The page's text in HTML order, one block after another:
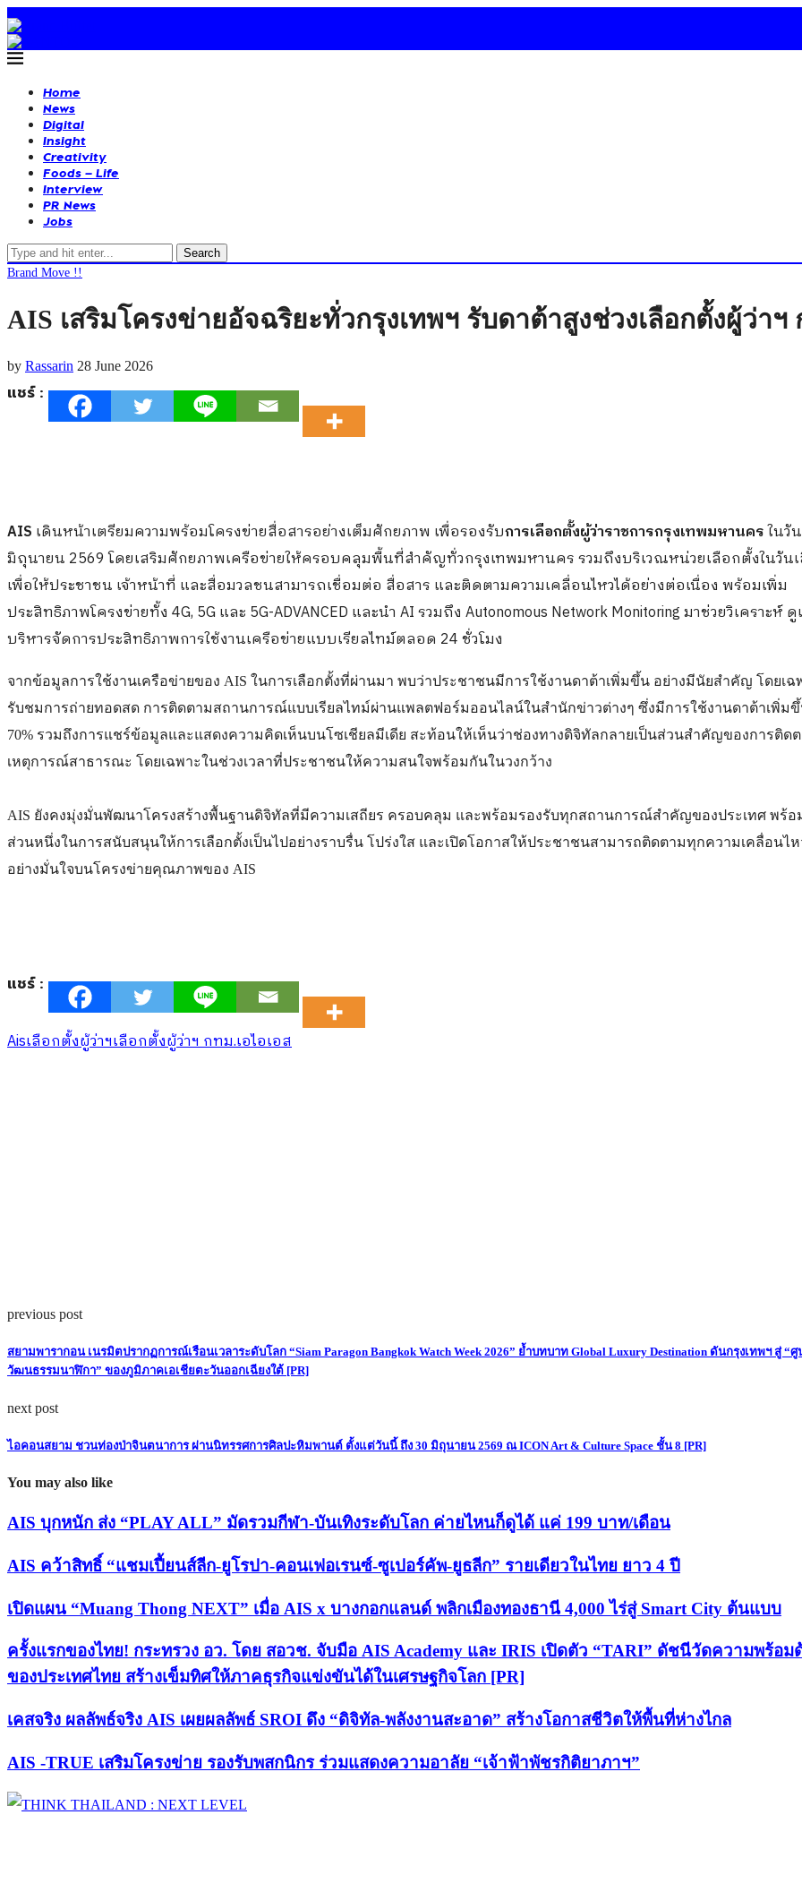
Home
News
Digital
Insight
Creativity
Foods – Life
Interview
PR News
Jobs
Search
Brand Move !!
AIS เสริมโครงข่ายอัจฉริยะทั่วกรุงเทพฯ รับดาต้าสูงช่วงเลือกตั้งผู้ว่าฯ
by Rassarin 28 June 2026
แชร์ :
AIS เดินหน้าเตรียมความพร้อมโครงข่ายสื่อสารอย่างเต็มศักยภาพ เพื่อรองรับการเลือกตั้งผู้ว่าราชการกรุงเทพมหานครในวั
มิถุนายน 2569 โดยเสริมศักยภาพเครือข่ายให้ครอบคลุมพื้นที่สำคัญทั่วกรุงเทพมหานคร รวมถึงบริเวณหน่วยเลือกตั้งในวัน
เพื่อให้ประชาชน เจ้าหน้าที่ และสื่อมวลชนสามารถเชื่อมต่อ สื่อสาร และติดตามความเคลื่อนไหวได้อย่างต่อเนื่อง พร้อมเพิ่ม
ประสิทธิภาพโครงข่ายทั้ง 4G, 5G และ 5G-ADVANCED และนำ AI รวมถึง Autonomous Network Monitoring มาช่วยวิเคราะห์
บริหารจัดการประสิทธิภาพการใช้งานเครือข่ายแบบเรียลไทม์ตลอด 24 ชั่วโมง
จากข้อมูลการใช้งานเครือข่ายของ AIS ในการเลือกตั้งที่ผ่านมา พบว่าประชาชนมีการใช้งานดาต้าเพิ่มขึ้น อย่างมีนัยสำคัญ โดยเฉ
รับชมการถ่ายทอดสด การติดตามสถานการณ์แบบเรียลไทม์ผ่านแพลตฟอร์มออนไลน์ในสำนักข่าวต่างๆ ซึ่งมีการใช้งานดาต้าเพิ่มขึ้
70% รวมถึงการแชร์ข้อมูลและแสดงความคิดเห็นบนโซเชียลมีเดีย สะท้อนให้เห็นว่าช่องทางดิจิทัลกลายเป็นส่วนสำคัญของการติด
เหตุการณ์สาธารณะ โดยเฉพาะในช่วงเวลาที่ประชาชนให้ความสนใจพร้อมกันในวงกว้าง
AIS ยังคงมุ่งมั่นพัฒนาโครงสร้างพื้นฐานดิจิทัลที่มีความเสถียร ครอบคลุม และพร้อมรองรับทุกสถานการณ์สำคัญของประเทศ พร้อ
ส่วนหนึ่งในการสนับสนุนให้การเลือกตั้งเป็นไปอย่างราบรื่น โปร่งใส และเปิดโอกาสให้ประชาชนสามารถติดตามทุกความเคลื่อนไห
อย่างมั่นใจบนโครงข่ายคุณภาพของ AIS
แชร์ :
Aisเลือกตั้งผู้ว่าฯเลือกตั้งผู้ว่าฯ กทม.เอไอเอส
previous post
สยามพารากอน เนรมิตปรากฏการณ์เรือนเวลาระดับโลก “Siam Paragon Bangkok Watch Week 2026” ย้ำบทบาท Global Luxury Destination ดันกรุงเทพฯ สู่ “ศู
วัฒนธรรมนาฬิกา” ของภูมิภาคเอเชียตะวันออกเฉียงใต้ [PR]
next post
ไอคอนสยาม ชวนท่องป่าจินตนาการ ผ่านนิทรรศการศิลปะหิมพานต์ ตั้งแต่วันนี้ ถึง 30 มิถุนายน 2569 ณ ICON Art & Culture Space ชั้น 8 [PR]
You may also like
AIS บุกหนัก ส่ง “PLAY ALL” มัดรวมกีฬา-บันเทิงระดับโลก ค่ายไหนก็ดูได้ แค่ 199 บาท/เดือน
AIS คว้าสิทธิ์ “แชมเปี้ยนส์ลีก-ยูโรปา-คอนเฟอเรนซ์-ซูเปอร์คัพ-ยูธลีก” รายเดียวในไทย ยาว 4 ปี
เปิดแผน “Muang Thong NEXT” เมื่อ AIS x บางกอกแลนด์ พลิกเมืองทองธานี 4,000 ไร่สู่ Smart City ต้นแบบ
ครั้งแรกของไทย! กระทรวง อว. โดย สอวช. จับมือ AIS Academy และ IRIS เปิดตัว “TARI” ดัชนีวัดความพร้อ
ของประเทศไทย สร้างเข็มทิศให้ภาคธุรกิจแข่งขันได้ในเศรษฐกิจโลก [PR]
เคสจริง ผลลัพธ์จริง AIS เผยผลลัพธ์ SROI ดึง “ดิจิทัล-พลังงานสะอาด” สร้างโอกาสชีวิตให้พื้นที่ห่างไกล
AIS -TRUE เสริมโครงข่าย รองรับพสกนิกร ร่วมแสดงความอาลัย “เจ้าฟ้าพัชรกิติยาภาฯ”